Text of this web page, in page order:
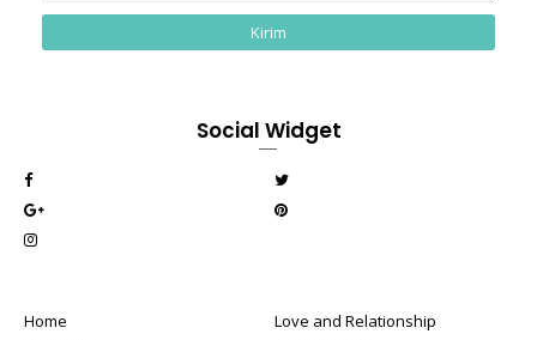
Social Widget
Home
Love and Relationship